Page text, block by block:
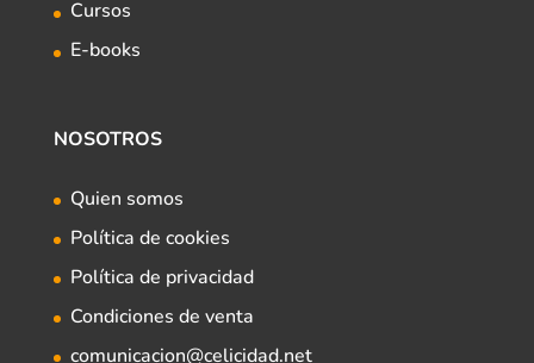
Cursos
E-books
NOSOTROS
Quien somos
Política de cookies
Política de privacidad
Condiciones de venta
comunicacion@celicidad.net